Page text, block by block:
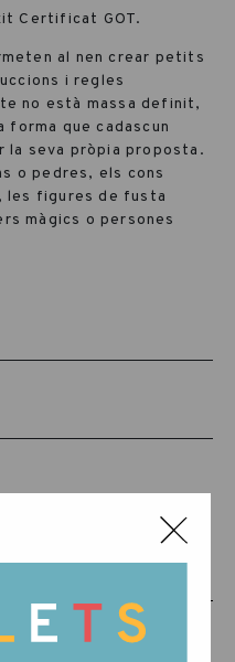
Certificat GOT.
al nen crear petits
i regles
no està massa definit,
forma que cadascun
la seva pròpia proposta.
o pedres, els cons
les figures de fusta
màgics o persones